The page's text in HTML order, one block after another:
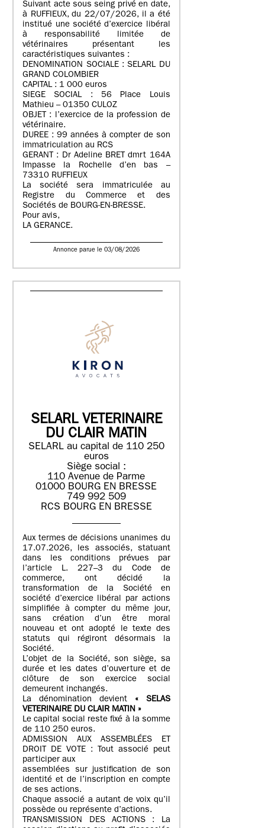
Suivant acte sous seing privé en date,
à RUFFIEUX, du 22/07/2026, il a été
institué une société d’exercice libéral
à responsabilité limitée de
vétérinaires présentant les
caractéristiques suivantes :
DENOMINATION SOCIALE : SELARL DU
GRAND COLOMBIER
CAPITAL : 1 000 euros
SIEGE SOCIAL : 56 Place Louis
Mathieu – 01350 CULOZ
OBJET : l’exercice de la profession de
vétérinaire.
DUREE : 99 années à compter de son
immatriculation au RCS
GERANT : Dr Adeline BRET dmrt 164A
Impasse la Rochelle d’en bas –
73310 RUFFIEUX
La société sera immatriculée au
Registre du Commerce et des
Sociétés de BOURG-EN-BRESSE.
Pour avis,
LA GERANCE.
Annonce parue le 03/08/2026
SELARL VETERINAIRE
DU CLAIR MATIN
SELARL au capital de 110 250
euros
Siège social :
110 Avenue de Parme
01000 BOURG EN BRESSE
749 992 509
RCS BOURG EN BRESSE
Aux termes de décisions unanimes du
17.07.2026, les associés, statuant
dans les conditions prévues par
l’article L. 227–3 du Code de
commerce, ont décidé la
transformation de la Société en
société d’exercice libéral par actions
simplifiée à compter du même jour,
sans création d’un être moral
nouveau et ont adopté le texte des
statuts qui régiront désormais la
Société.
L’objet de la Société, son siège, sa
durée et les dates d’ouverture et de
clôture de son exercice social
demeurent inchangés.
La dénomination devient « SELAS
VETERINAIRE DU CLAIR MATIN »
Le capital social reste fixé à la somme
de 110 250 euros.
ADMISSION AUX ASSEMBLÉES ET
DROIT DE VOTE : Tout associé peut
participer aux
assemblées sur justification de son
identité et de l’inscription en compte
de ses actions.
Chaque associé a autant de voix qu’il
possède ou représente d’actions.
TRANSMISSION DES ACTIONS : La